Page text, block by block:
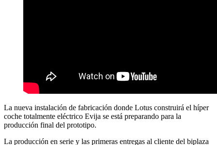
La nueva instalación de fabricación donde Lotus construirá el híper
coche totalmente eléctrico Evija se está preparando para la
producción final del prototipo.
La producción en serie y las primeras entregas al cliente del biplaza